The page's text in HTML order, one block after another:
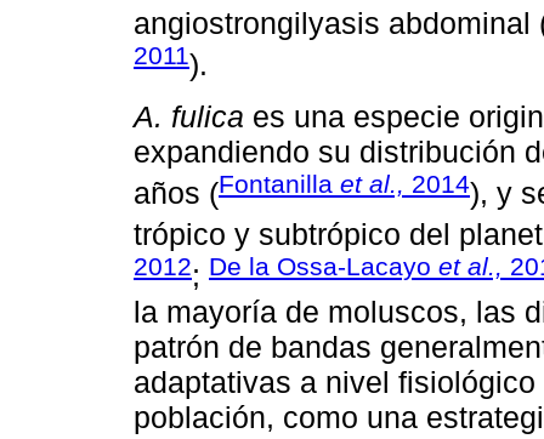
angiostrongilyasis abdominal
2011).
A. fulica es una especie
expandiendo su distribución
años (Fontanilla et al., 2014), y
trópico y subtrópico del
2012; De la Ossa-Lacayo et al.,
la mayoría de moluscos, las
patrón de bandas
adaptativas a nivel
población, como una